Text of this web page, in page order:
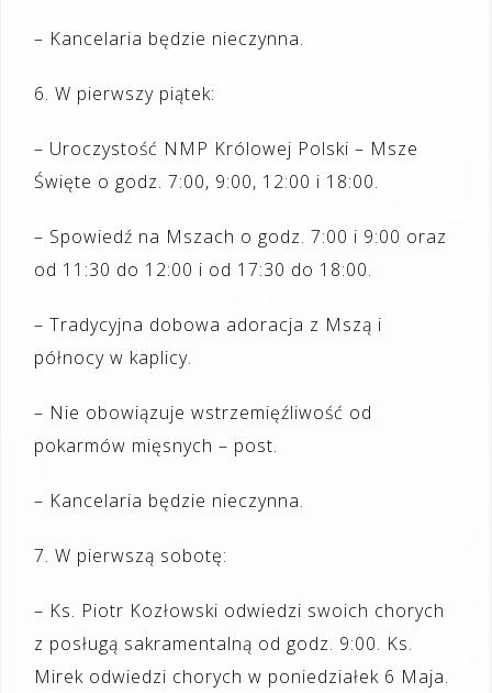
– Kancelaria będzie nieczynna.
6. W pierwszy piątek:
– Uroczystość NMP Królowej Polski – Msze
Święte o godz. 7:00, 9:00, 12:00 i 18:00.
– Spowiedź na Mszach o godz. 7:00 i 9:00 oraz
od 11:30 do 12:00 i od 17:30 do 18:00.
– Tradycyjna dobowa adoracja z Mszą i
północy w kaplicy.
– Nie obowiązuje wstrzemięźliwość od
pokarmów mięsnych – post.
– Kancelaria będzie nieczynna.
7. W pierwszą sobotę:
– Ks. Piotr Kozłowski odwiedzi swoich chorych
z posługą sakramentalną od godz. 9:00. Ks.
Mirek odwiedzi chorych w poniedziałek 6 Maja.